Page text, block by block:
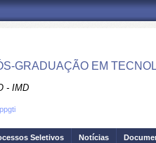
GRADUAÇÃO EM
- IMD
Seletivos Notícias